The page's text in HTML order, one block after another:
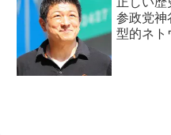
参政党神
型的ネト